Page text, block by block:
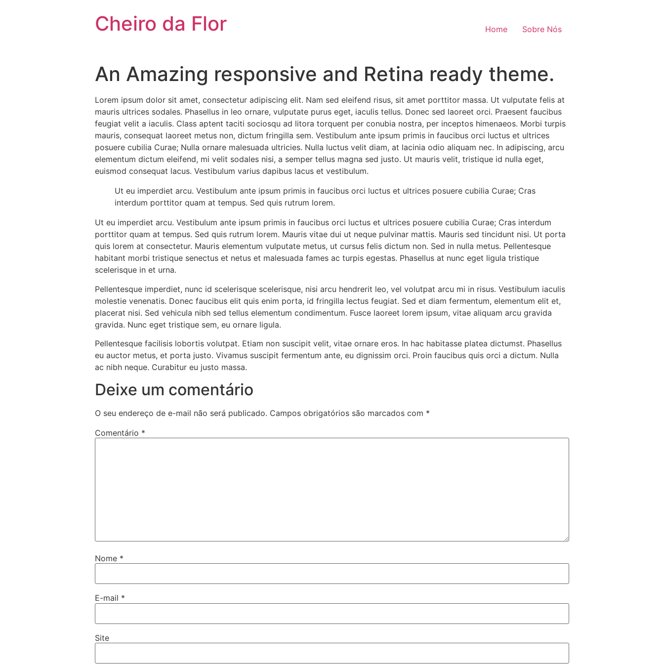
Cheiro da Flor Home Sobre Nós
An Amazing responsive and Retina ready theme.
Lorem ipsum dolor sit amet, consectetur adipiscing elit. Nam sed eleifend risus, sit amet porttitor massa. Ut vulputate felis at
mauris ultrices sodales. Phasellus in leo ornare, vulputate purus eget, iaculis tellus. Donec sed laoreet orci. Praesent faucibus
feugiat velit a iaculis. Class aptent taciti sociosqu ad litora torquent per conubia nostra, per inceptos himenaeos. Morbi turpis
mauris, consequat laoreet metus non, dictum fringilla sem. Vestibulum ante ipsum primis in faucibus orci luctus et ultrices
posuere cubilia Curae; Nulla ornare malesuada ultricies. Nulla luctus velit diam, at lacinia odio aliquam nec. In adipiscing, arcu
elementum dictum eleifend, mi velit sodales nisi, a semper tellus magna sed justo. Ut mauris velit, tristique id nulla eget,
euismod consequat lacus. Vestibulum varius dapibus lacus et vestibulum.
Ut eu imperdiet arcu. Vestibulum ante ipsum primis in faucibus orci luctus et ultrices posuere cubilia Curae; Cras
interdum porttitor quam at tempus. Sed quis rutrum lorem.
Ut eu imperdiet arcu. Vestibulum ante ipsum primis in faucibus orci luctus et ultrices posuere cubilia Curae; Cras interdum
porttitor quam at tempus. Sed quis rutrum lorem. Mauris vitae dui ut neque pulvinar mattis. Mauris sed tincidunt nisi. Ut porta
quis lorem at consectetur. Mauris elementum vulputate metus, ut cursus felis dictum non. Sed in nulla metus. Pellentesque
habitant morbi tristique senectus et netus et malesuada fames ac turpis egestas. Phasellus at nunc eget ligula tristique
scelerisque in et urna.
Pellentesque imperdiet, nunc id scelerisque scelerisque, nisi arcu hendrerit leo, vel volutpat arcu mi in risus. Vestibulum iaculis
molestie venenatis. Donec faucibus elit quis enim porta, id fringilla lectus feugiat. Sed et diam fermentum, elementum elit et,
placerat nisi. Sed vehicula nibh sed tellus elementum condimentum. Fusce laoreet lorem ipsum, vitae aliquam arcu gravida
gravida. Nunc eget tristique sem, eu ornare ligula.
Pellentesque facilisis lobortis volutpat. Etiam non suscipit velit, vitae ornare eros. In hac habitasse platea dictumst. Phasellus
eu auctor metus, et porta justo. Vivamus suscipit fermentum ante, eu dignissim orci. Proin faucibus quis orci a dictum. Nulla
ac nibh neque. Curabitur eu justo massa.
Deixe um comentário
O seu endereço de e-mail não será publicado. Campos obrigatórios são marcados com *
Comentário *
Nome *
E-mail *
Site